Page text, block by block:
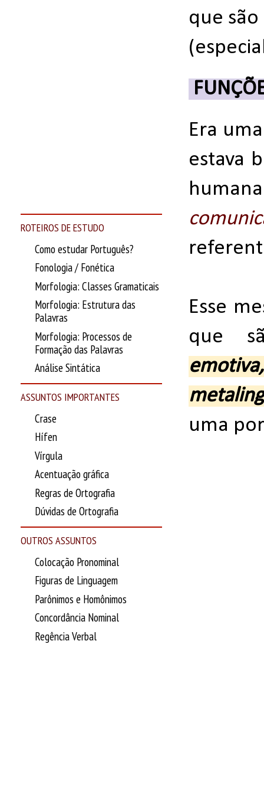
que são
Era
estava
Esse
que
uma
ROTEIROS DE ESTUDO
Como estudar Português?
Fonologia / Fonética
Morfologia: Classes Gramaticais
Morfologia: Estrutura das
Palavras
Morfologia: Processos de
Formação das Palavras
Análise Sintática
ASSUNTOS IMPORTANTES
Crase
Hífen
Vírgula
Acentuação gráfica
Regras de Ortografia
Dúvidas de Ortografia
OUTROS ASSUNTOS
Colocação Pronominal
Figuras de Linguagem
Parônimos e Homônimos
Concordância Nominal
Regência Verbal